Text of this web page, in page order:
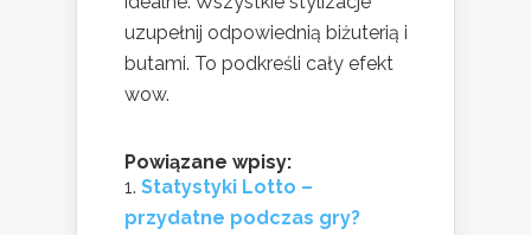
uzupełnij odpowiednią biżuterią i
butami. To podkreśli cały efekt
wow.
Powiązane wpisy:
Statystyki Lotto –
przydatne podczas gry?